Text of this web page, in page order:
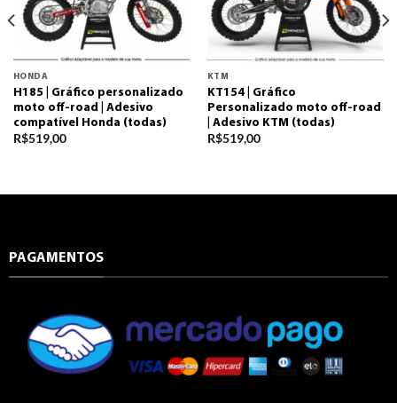
HONDA
H185 | Gráfico personalizado
moto off-road | Adesivo
compatível Honda (todas)
R$519,00
KTM
KT154 | Gráfico
Personalizado moto off-road
| Adesivo KTM (todas)
R$519,00
PAGAMENTOS